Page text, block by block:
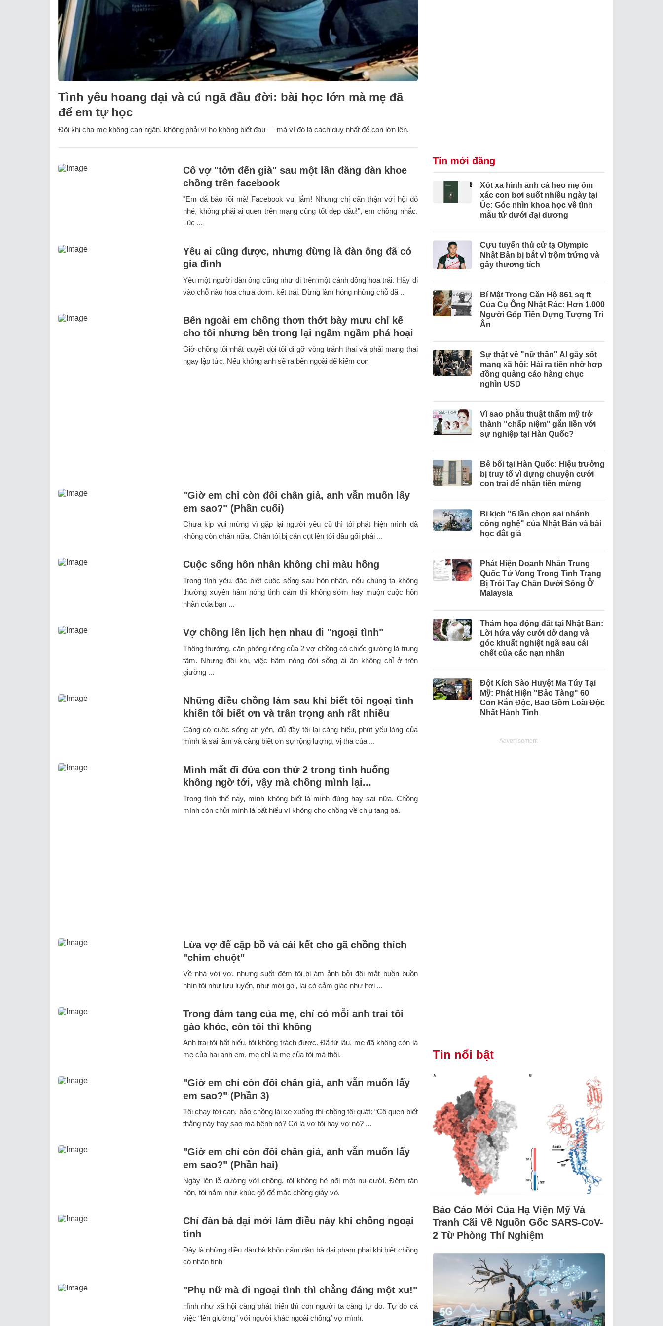
Tình yêu hoang dại và cú ngã đầu đời: bài học lớn mà mẹ đã
để em tự học
Đôi khi cha mẹ không can ngăn, không phải vì họ không biết đau — mà vì đó là cách duy nhất để con lớn lên.
Cô vợ "tởn đến già" sau một lần đăng đàn khoe
chồng trên facebook
"Em đã bảo rồi mà! Facebook vui lắm! Nhưng chị cẩn thận với hội đó
nhé, không phải ai quen trên mạng cũng tốt đẹp đâu!", em chồng nhắc.
Lúc ...
Yêu ai cũng được, nhưng đừng là đàn ông đã có
gia đình
Yêu một người đàn ông cũng như đi trên một cánh đồng hoa trái. Hãy đi
vào chỗ nào hoa chưa đơm, kết trái. Đừng làm hỏng những chỗ đã ...
Bên ngoài em chồng thơn thớt bày mưu chỉ kế
cho tôi nhưng bên trong lại ngấm ngầm phá hoại
Giờ chồng tôi nhất quyết đòi tôi đi gỡ vòng tránh thai và phải mang thai
ngay lập tức. Nếu không anh sẽ ra bên ngoài để kiếm con
"Giờ em chỉ còn đôi chân giả, anh vẫn muốn lấy
em sao?" (Phần cuối)
Chưa kịp vui mừng vì gặp lại người yêu cũ thì tôi phát hiện mình đã
không còn chân nữa. Chân tôi bị cán cụt lên tới đầu gối phải ...
Cuộc sống hôn nhân không chỉ màu hồng
Trong tình yêu, đặc biệt cuộc sống sau hôn nhân, nếu chúng ta không
thường xuyên hâm nóng tình cảm thì không sớm hay muộn cuộc hôn
nhân của bạn ...
Vợ chồng lên lịch hẹn nhau đi "ngoại tình"
Thông thường, căn phòng riêng của 2 vợ chồng có chiếc giường là trung
tâm. Nhưng đôi khi, việc hâm nóng đời sống ái ân không chỉ ở trên
giường ...
Những điều chồng làm sau khi biết tôi ngoại tình
khiến tôi biết ơn và trân trọng anh rất nhiều
Càng có cuộc sống an yên, đủ đầy tôi lại càng hiểu, phút yếu lòng của
mình là sai lầm và càng biết ơn sự rộng lượng, vị tha của ...
Mình mất đi đứa con thứ 2 trong tình huống
không ngờ tới, vậy mà chồng mình lại...
Trong tình thế này, mình không biết là mình đúng hay sai nữa. Chồng
mình còn chửi mình là bất hiếu vì không cho chồng về chịu tang bà.
Lừa vợ để cặp bồ và cái kết cho gã chồng thích
"chim chuột"
Về nhà với vợ, nhưng suốt đêm tôi bị ám ảnh bởi đôi mắt buồn buồn
nhìn tôi như lưu luyến, như mời gọi, lại có cảm giác như hơi ...
Trong đám tang của mẹ, chỉ có mỗi anh trai tôi
gào khóc, còn tôi thì không
Anh trai tôi bất hiếu, tôi không trách được. Đã từ lâu, mẹ đã không còn là
mẹ của hai anh em, mẹ chỉ là mẹ của tôi mà thôi.
"Giờ em chỉ còn đôi chân giả, anh vẫn muốn lấy
em sao?" (Phần 3)
Tôi chạy tới can, bảo chồng lái xe xuống thì chồng tôi quát: “Cô quen biết
thằng này hay sao mà bênh nó? Cô là vợ tôi hay vợ nó? ...
"Giờ em chỉ còn đôi chân giả, anh vẫn muốn lấy
em sao?" (Phần hai)
Ngày lên lễ đường với chồng, tôi không hé nổi một nụ cười. Đêm tân
hôn, tôi nằm như khúc gỗ để mặc chồng giày vò.
Chỉ đàn bà dại mới làm điều này khi chồng ngoại
tình
Đây là những điều đàn bà khôn cấm đàn bà dại phạm phải khi biết chồng
có nhân tình
"Phụ nữ mà đi ngoại tình thì chẳng đáng một xu!"
Hình như xã hội càng phát triển thì con người ta càng tự do. Tự do cả
việc “lên giường” với người khác ngoài chồng/ vợ mình.
Tin mới đăng
Xót xa hình ảnh cá heo mẹ ôm
xác con bơi suốt nhiều ngày tại
Úc: Góc nhìn khoa học về tình
mẫu tử dưới đại dương
Cựu tuyển thủ cử tạ Olympic
Nhật Bản bị bắt vì trộm trứng và
gây thương tích
Bí Mật Trong Căn Hộ 861 sq ft
Của Cụ Ông Nhặt Rác: Hơn 1.000
Người Góp Tiền Dựng Tượng Tri
Ân
Sự thật về "nữ thần" AI gây sốt
mạng xã hội: Hái ra tiền nhờ hợp
đồng quảng cáo hàng chục
nghìn USD
Vì sao phẫu thuật thẩm mỹ trở
thành "chấp niệm" gắn liền với
sự nghiệp tại Hàn Quốc?
Bê bối tại Hàn Quốc: Hiệu trưởng
bị truy tố vì dựng chuyện cưới
con trai để nhận tiền mừng
Bi kịch "6 lần chọn sai nhánh
công nghệ" của Nhật Bản và bài
học đắt giá
Phát Hiện Doanh Nhân Trung
Quốc Tử Vong Trong Tình Trạng
Bị Trói Tay Chân Dưới Sông Ở
Malaysia
Thảm họa động đất tại Nhật Bản:
Lời hứa váy cưới dở dang và
góc khuất nghiệt ngã sau cái
chết của các nạn nhân
Đột Kích Sào Huyệt Ma Túy Tại
Mỹ: Phát Hiện "Bảo Tàng" 60
Con Rắn Độc, Bao Gồm Loài Độc
Nhất Hành Tinh
Advertisement
Tin nổi bật
Báo Cáo Mới Của Hạ Viện Mỹ Và
Tranh Cãi Về Nguồn Gốc SARS-CoV-
2 Từ Phòng Thí Nghiệm